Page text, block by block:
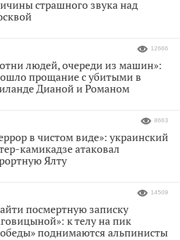
страшного звука над
людей, очереди из машин»:
прощание с убитыми в
Дианой и Романом
12666
в чистом виде»: украинский
камикадзе атаковал
Ялту
8663
посмертную записку
к телу на пик
поднимаются альпинисты
14509